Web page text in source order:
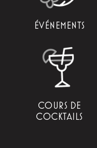
ÉVÉNEMENTS
COURS DE
COCKTAILS